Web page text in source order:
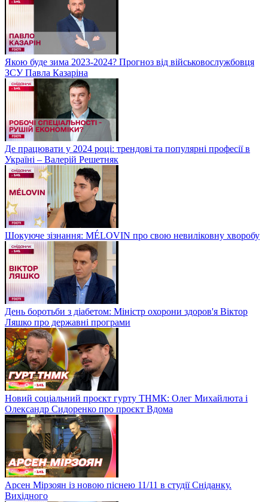
Якою буде зима 2023-2024? Прогноз від військовослужбовця
ЗСУ Павла Казаріна
Де працювати у 2024 році: трендові та популярні професії в
Україні – Валерій Решетняк
Шокуюче зізнання: MÉLOVIN про свою невиліковну хворобу
День боротьби з діабетом: Міністр охорони здоров'я Віктор
Ляшко про державні програми
Новий соціальний проєкт гурту ТНМК: Олег Михайлюта і
Олександр Сидоренко про проєкт Вдома
Арсен Мірзоян із новою піснею 11/11 в студії Сніданку.
Вихідного